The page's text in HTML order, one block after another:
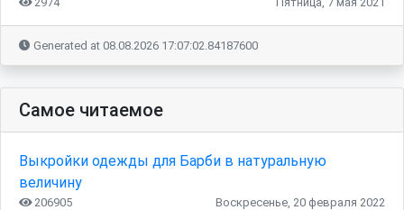
Generated at 08.08.2026 17:07:02.84187600
Самое читаемое
Выкройки одежды для Барби в натуральную
величину
206905 Воскресенье, 20 февраля 2022